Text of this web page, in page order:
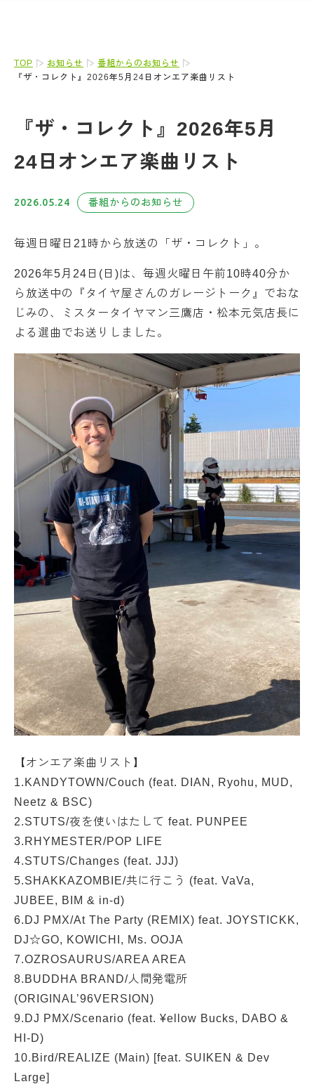
TOP お知らせ
番組からのお知らせ
『ザ・コレクト』2026年5月24日オンエア楽曲リスト
『ザ・コレクト』2026年5月
24日オンエア楽曲リスト
2026.05.24 番組からのお知らせ
毎週日曜日21時から放送の「ザ・コレクト」。
2026年5月24日(日)は、毎週火曜日午前10時40分か
ら放送中の『タイヤ屋さんのガレージトーク』でおな
じみの、ミスタータイヤマン三鷹店・松本元気店長に
よる選曲でお送りしました。
【オンエア楽曲リスト】
1.KANDYTOWN/Couch (feat. DIAN, Ryohu, MUD,
Neetz & BSC)
2.STUTS/夜を使いはたして feat. PUNPEE
3.RHYMESTER/POP LIFE
4.STUTS/Changes (feat. JJJ)
5.SHAKKAZOMBIE/共に行こう (feat. VaVa,
JUBEE, BIM & in-d)
6.DJ PMX/At The Party (REMIX) feat. JOYSTICKK,
DJ☆GO, KOWICHI, Ms. OOJA
7.OZROSAURUS/AREA AREA
8.BUDDHA BRAND/人間発電所
(ORIGINAL’96VERSION)
9.DJ PMX/Scenario (feat. ¥ellow Bucks, DABO &
HI-D)
10.Bird/REALIZE (Main) [feat. SUIKEN & Dev
Large]